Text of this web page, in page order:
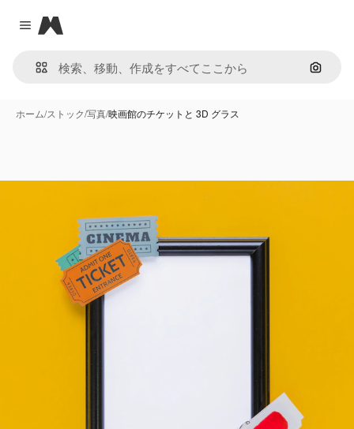
Close menu
Magnific
画像で
ホーム/ストック/写真/映画館のチケットと 3D グラス